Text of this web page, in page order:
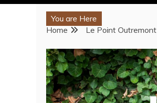
You are Here
Home
Le Point Outremont